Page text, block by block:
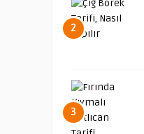
2
3